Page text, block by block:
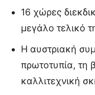
16 χώρες
μεγάλο τελικό
Η αυστριακή
πρωτοτυπία, τη
καλλιτεχνική